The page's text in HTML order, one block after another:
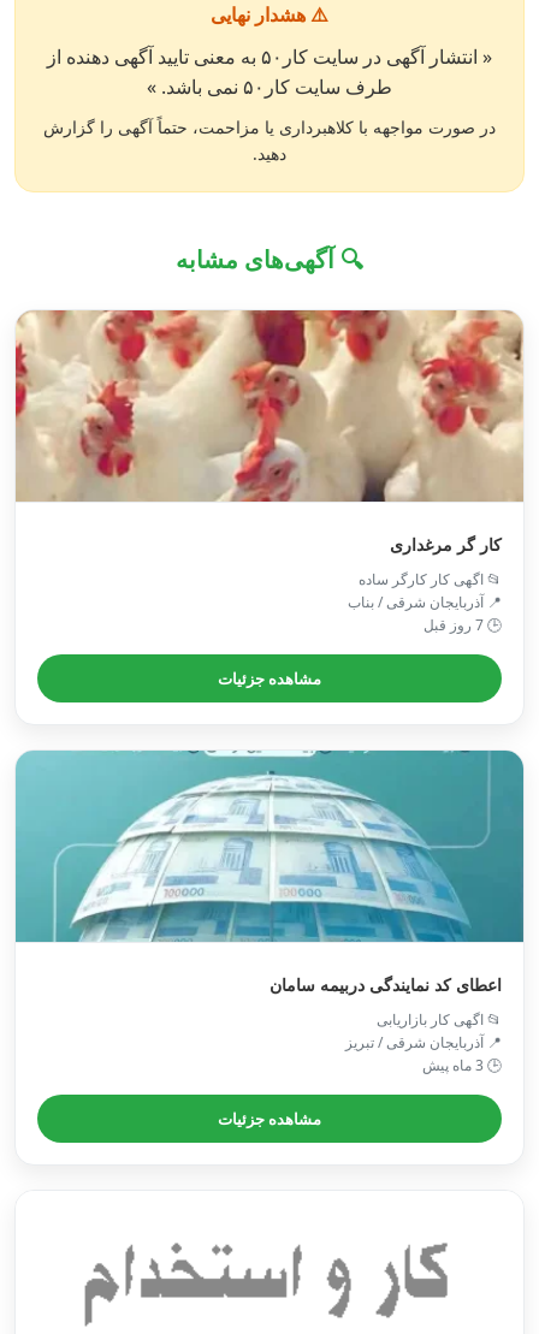
⚠️ هشدار نهایی
« انتشار آگهی در سایت کار۵۰ به معنی تایید آگهی دهنده از
طرف سایت کار۵۰ نمی باشد. »
در صورت مواجهه با کلاهبرداری یا مزاحمت، حتماً آگهی را گزارش
دهید.
🔍 آگهی‌های مشابه
کار گر مرغداری
📂 اگهی کار کارگر ساده
📍 آذربایجان شرقی / بناب
🕒 7 روز قبل
مشاهده جزئیات
اعطای کد نمایندگی دربیمه سامان
📂 اگهی کار بازاریابی
📍 آذربایجان شرقی / تبريز
🕒 3 ماه پیش
مشاهده جزئیات